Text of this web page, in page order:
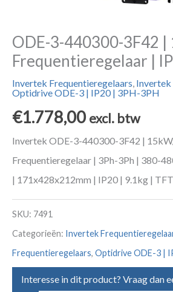
ODE-3-440300-3F42
Frequentieregelaar |
Invertek Frequentieregelaars, Invertek
Optidrive ODE-3 | IP20 | 3PH-3PH
€1.778,00 excl. btw
Invertek ODE-3-440300-3F42 |
Frequentieregelaar | 3Ph-3Ph | 380-
| 171x428x212mm | IP20 | 9.1kg |
SKU: 7491
Categorieën: Invertek
Frequentieregelaars, Optidrive ODE-3 |
Interesse in dit product? Vraag dan